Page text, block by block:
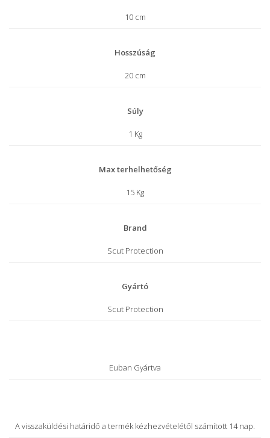
10 cm
Hosszúság
20 cm
Súly
1 Kg
Max terhelhetőség
15 Kg
Brand
Scut Protection
Gyártó
Scut Protection
Euban Gyártva
A visszaküldési határidő a termék kézhezvételétől számított 14 nap.